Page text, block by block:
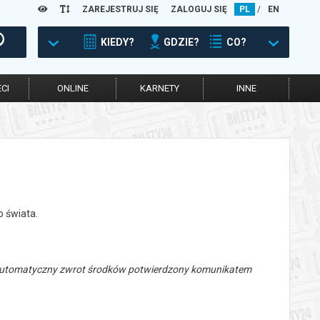
ZAREJESTRUJ SIĘ ZALOGUJ SIĘ PL / EN
KIEDY? GDZIE? CO?
ONLINE KARNETY INNE
świata.
zwrot środków potwierdzony komunikatem